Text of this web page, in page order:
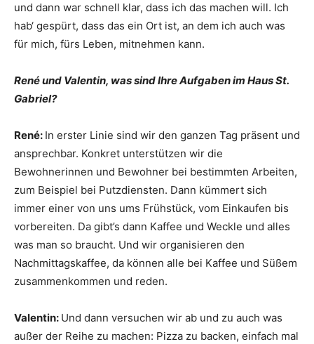
und dann war schnell klar, dass ich das machen will. Ich
hab‘ gespürt, dass das ein Ort ist, an dem ich auch was
für mich, fürs Leben, mitnehmen kann.
René und Valentin, was sind Ihre Aufgaben im Haus St.
Gabriel?
René: In erster Linie sind wir den ganzen Tag präsent und
ansprechbar. Konkret unterstützen wir die
Bewohnerinnen und Bewohner bei bestimmten Arbeiten,
zum Beispiel bei Putzdiensten. Dann kümmert sich
immer einer von uns ums Frühstück, vom Einkaufen bis
vorbereiten. Da gibt’s dann Kaffee und Weckle und alles
was man so braucht. Und wir organisieren den
Nachmittagskaffee, da können alle bei Kaffee und Süßem
zusammenkommen und reden.
Valentin: Und dann versuchen wir ab und zu auch was
außer der Reihe zu machen: Pizza zu backen, einfach mal